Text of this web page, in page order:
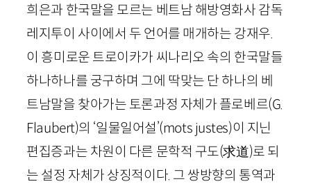
희은과 한국말을 모르는 베트남 해방영화사 감독
레지투이 사이에서 두 언어를 매개하는 강재우.
이 흥미로운 트로이카가 씨나리오 속의 한국말들
하나하나를 궁구하며 그에 딱맞는 단 하나의 베
트남말을 찾아가는 토론과정 자체가 플로베르(G.
Flaubert)의 ‘일물일어설’(mots justes)이 지닌
편집증과는 차원이 다른 문학적 구도(求道)로 되
는 설정 자체가 상징적이다. 그 쌍방향의 통역과